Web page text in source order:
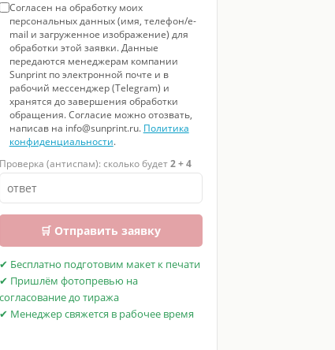
Согласен на обработку моих
персональных данных (имя, телефон/e-
mail и загруженное изображение) для
обработки этой заявки. Данные
передаются менеджерам компании
Sunprint по электронной почте и в
рабочий мессенджер (Telegram) и
хранятся до завершения обработки
обращения. Согласие можно отозвать,
написав на info@sunprint.ru. Политика
конфиденциальности.
Проверка (антиспам): сколько будет2 + 4
🛒 Отправить заявку
✔ Бесплатно подготовим макет к печати
✔ Пришлём фотопревью на
согласование до тиража
✔ Менеджер свяжется в рабочее время